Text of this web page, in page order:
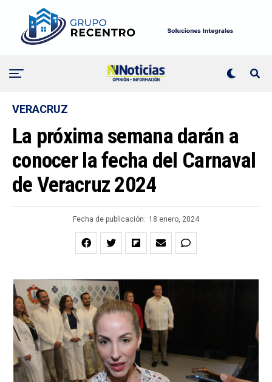
VERACRUZ
La próxima semana darán a
conocer la fecha del Carnaval
de Veracruz 2024
Fecha de publicación: 18 enero, 2024